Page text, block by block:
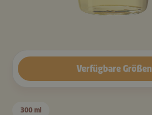
Verfügbare Größen
300 ml